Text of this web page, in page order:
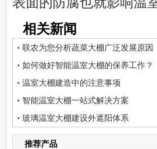
相关新闻
联农为您分析蔬菜大棚广泛发展原因
如何做好智能温室大棚的保养工作？
温室大棚建造中的注意事项
智能温室大棚一站式解决方案
玻璃温室大棚建设外遮阳体系
推荐产品